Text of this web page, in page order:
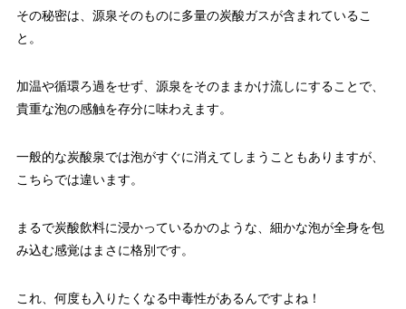
その秘密は、源泉そのものに多量の炭酸ガスが含まれているこ
と。
加温や循環ろ過をせず、源泉をそのままかけ流しにすることで、
貴重な泡の感触を存分に味わえます。
一般的な炭酸泉では泡がすぐに消えてしまうこともありますが、
こちらでは違います。
まるで炭酸飲料に浸かっているかのような、細かな泡が全身を包
み込む感覚はまさに格別です。
これ、何度も入りたくなる中毒性があるんですよね！